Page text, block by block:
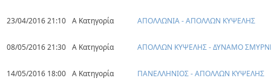
23/04/2016 21:10 Α Κατηγορία ΑΠΟΛΛΩΝΙΑ - ΑΠΟΛΛΩΝ ΚΥΨΕΛΗΣ
08/05/2016 21:30 Α Κατηγορία ΑΠΟΛΛΩΝ ΚΥΨΕΛΗΣ - ΔΥΝΑΜΟ
14/05/2016 18:00 Α Κατηγορία ΠΑΝΕΛΛΗΝΙΟΣ - ΑΠΟΛΛΩΝ ΚΥΨΕΛΗΣ